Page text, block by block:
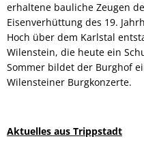
erhaltene bauliche Zeugen
Eisenverhüttung des 19.
Hoch über dem Karlstal
Wilenstein, die heute ein
Sommer bildet der Burghof
Wilensteiner Burgkonzerte.
Aktuelles aus Trippstadt